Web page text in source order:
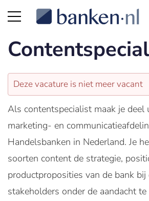
Deze vacature is niet meer vacant
Als contentspecialist maak je deel
marketing- en
Handelsbanken in Nederland. Je
soorten content de strategie,
productproposities van de bank bij
stakeholders onder de aandacht